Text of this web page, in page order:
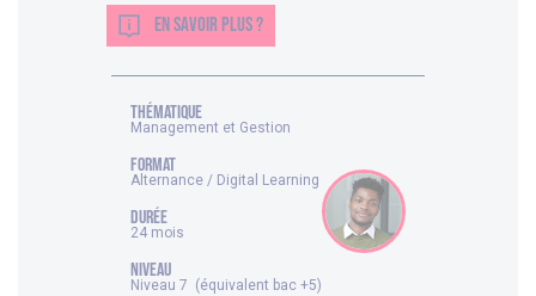
EN SAVOIR PLUS ?
thématique
Management et Gestion
FORMAT
Alternance / Digital Learning
DURÉE
24 mois
NIVEAU
Niveau 7 (équivalent bac +5)